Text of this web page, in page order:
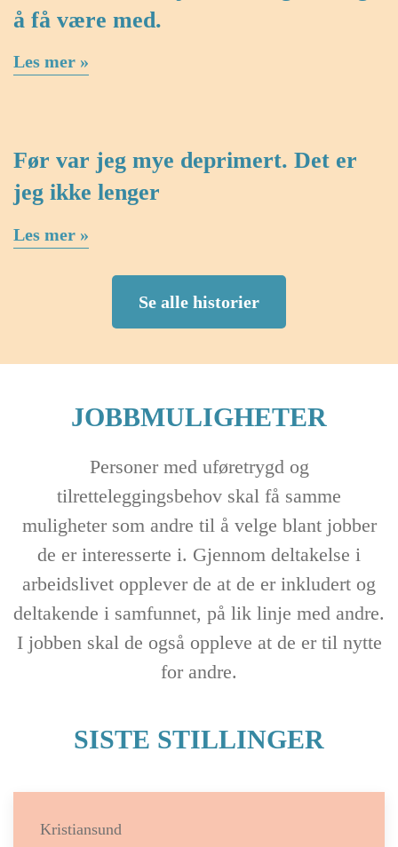
å få være med.
Les mer »
Før var jeg mye deprimert. Det er
jeg ikke lenger
Les mer »
Se alle historier
JOBBMULIGHETER
Personer med uføretrygd og
tilretteleggingsbehov skal få samme
muligheter som andre til å velge blant jobber
de er interesserte i. Gjennom deltakelse i
arbeidslivet opplever de at de er inkludert og
deltakende i samfunnet, på lik linje med andre.
I jobben skal de også oppleve at de er til nytte
for andre.
SISTE STILLINGER
Kristiansund